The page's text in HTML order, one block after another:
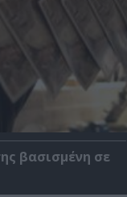
βασισμένη σε